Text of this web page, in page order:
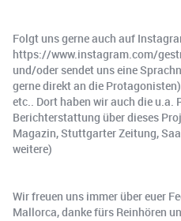
Folgt uns gerne auch auf
https://www.instagram.com/
und/oder sendet uns eine
gerne direkt an die
etc.. Dort haben wir auch die u.a.
Berichterstattung über dieses
Magazin, Stuttgarter Zeitung,
weitere)
Wir freuen uns immer über euer
Mallorca, danke fürs Reinhören